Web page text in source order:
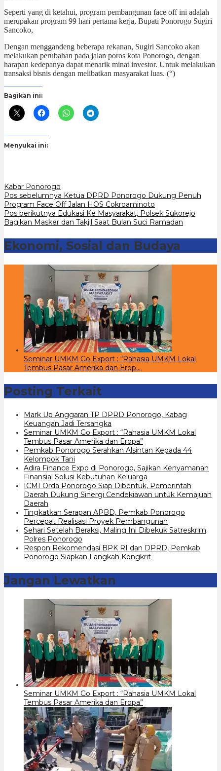
Seperti yang di ketahui, program pembangunan face off ini adalah
merupakan program 99 hari pertama kerja, Bupati Ponorogo Sugiri
Sancoko,
Dengan menggandeng beberapa rekanan, Sugiri Sancoko akan
melakukan perubahan pada jalan poros kota Ponorogo, dengan
harapan kedepanya dapat menarik minat investor. Untuk melakukan
transaksi bisnis dengan melibatkan masyarakat luas. (“)
Bagikan ini:
Menyukai ini:
Kabar Ponorogo
Navigasi
pos
Pos sebelumnya Ketua DPRD Ponorogo Dukung Penuh
Program Face Off Jalan HOS Cokroaminoto
Pos berikutnya Edukasi Ke Masyarakat, Polsek Sukorejo
Bagikan Masker dan Takjil Saat Bulan Suci Ramadan
Ekonomi, Sosial dan Budaya
Seminar UMKM Go Export : “Rahasia UMKM Lokal
Tembus Pasar Amerika dan Erop…
Posting Terkait
Mark Up Anggaran TP DPRD Ponorogo, Kabag
Keuangan Jadi Tersangka
Seminar UMKM Go Export : “Rahasia UMKM Lokal
Tembus Pasar Amerika dan Eropa”
Pemkab Ponorogo Serahkan Alsintan Kepada 44
Kelompok Tani
Adira Finance Expo di Ponorogo, Sajikan Kenyamanan
Finansial Solusi Kebutuhan Keluarga
ICMI Orda Ponorogo Siap Dibentuk, Pemerintah
Daerah Dukung Sinergi Cendekiawan untuk Kemajuan
Daerah
Tingkatkan Serapan APBD, Pemkab Ponorogo
Percepat Realisasi Proyek Pembangunan
Sehari Setelah Beraksi, Maling Ini Dibekuk Satreskrim
Polres Ponorogo
Respon Rekomendasi BPK RI dan DPRD, Pemkab
Ponorogo Siapkan Langkah Kongkrit
Jangan Lewatkan
Seminar UMKM Go Export : “Rahasia UMKM Lokal
Tembus Pasar Amerika dan Eropa”